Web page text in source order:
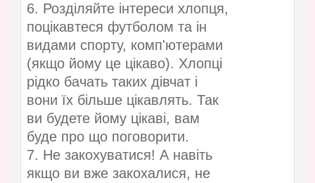
6. Розділяйте інтереси хлопця,
поцікавтеся футболом та ін
видами спорту, комп'ютерами
(якщо йому це цікаво). Хлопці
рідко бачать таких дівчат і
вони їх більше цікавлять. Так
ви будете йому цікаві, вам
буде про що поговорити.
7. Не закохуватися! А навіть
якщо ви вже закохалися, не